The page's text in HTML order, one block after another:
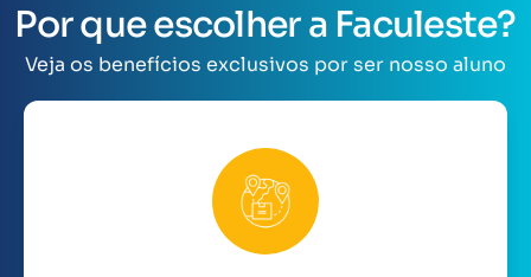
Por que escolher a Faculeste?
Veja os benefícios exclusivos por ser nosso aluno